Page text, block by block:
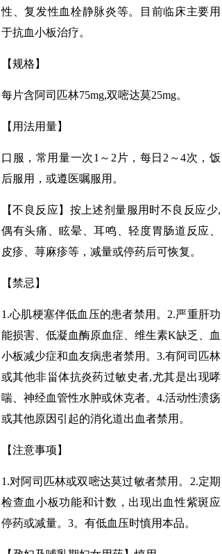
性、复发性血栓静脉炎等。目前临床主要用
于抗血小板治疗。
【规格】
每片含阿司匹林75mg,双嘧达莫25mg。
【用法用量】
口服，常用量一次1～2片，每日2～4次，饭
后服用，或遵医嘱服用。
【不良反应】按上述剂量服用时不良反应少,
偶有头痛、眩晕、耳鸣、轻度胃肠道反应、
皮疹、荨麻疹等，减量或停药后可恢复。
【禁忌】
1.心肌梗塞伴低血压的患者禁用。2.严重肝功
能损害、低凝血酶原血症、维生素K缺乏、血
小板减少症和血友病患者禁用。3.有阿司匹林
或其他非甾体抗炎药过敏史者,尤其是出现哮
喘、神经血管性水肿或休克者。4.活动性溃疡
或其他原因引起的消化道出血者禁用。
【注意事项】
1.对阿司匹林或双嘧达莫过敏者禁用。2.定期
检查血小板功能和计数，出现出血性紫斑应
停药或减量。3。有低血压时慎用本品。